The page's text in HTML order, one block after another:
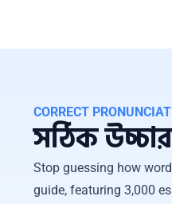
CORRECT
সঠিক
Stop guessing how
guide, featuring 3,000